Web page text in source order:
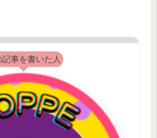
記事を書いた人